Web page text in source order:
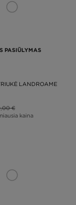
PASIŪLYMAS
LANDROAME
€
kaina